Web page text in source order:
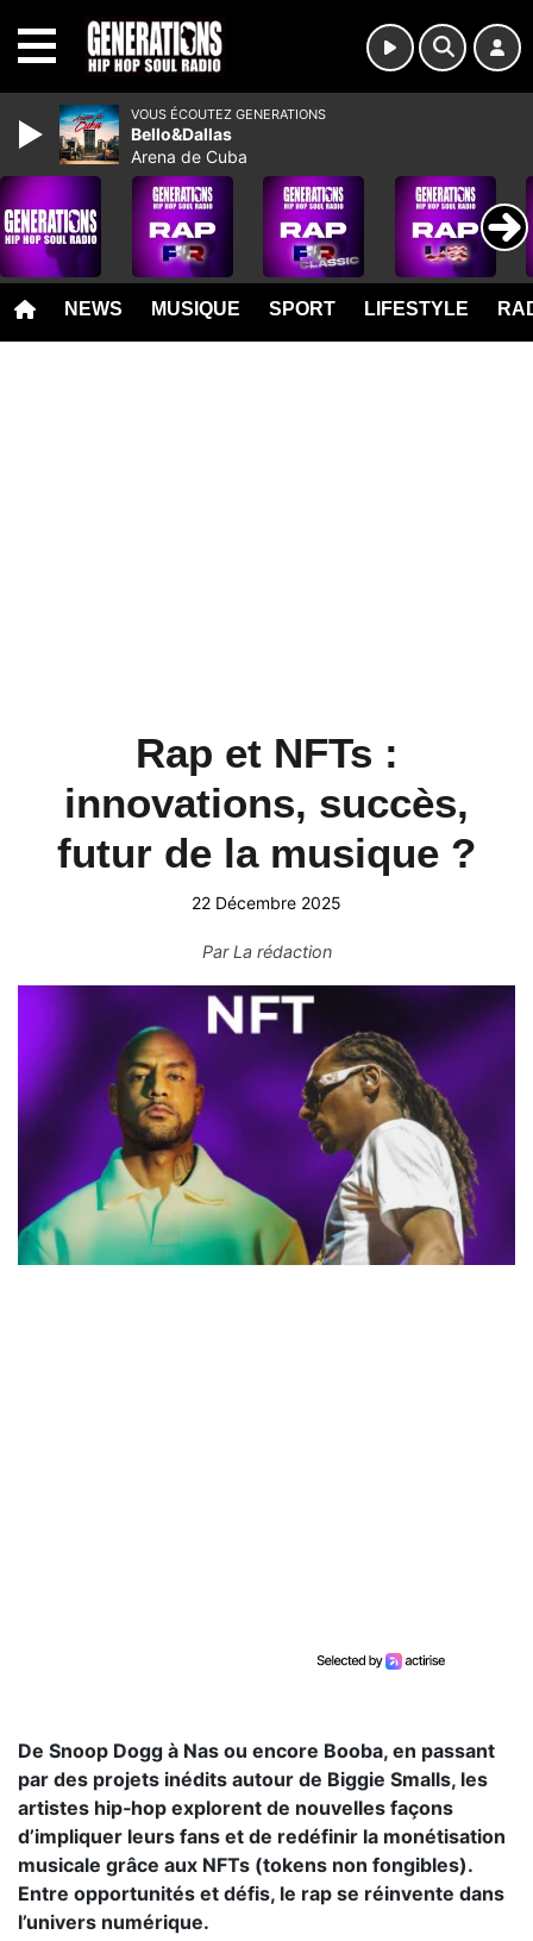
NEWS MUSIQUE SPORT LIFESTYLE
Rap et NFTs :
innovations, succès,
futur de la musique ?
22 Décembre 2025
ParLa rédaction
De Snoop Dogg à Nas ou encore Booba, en passant
par des projets inédits autour de Biggie Smalls, les
artistes hip‑hop explorent de nouvelles façons
d’impliquer leurs fans et de redéfinir la monétisation
musicale grâce aux NFTs (tokens non fongibles).
Entre opportunités et défis, le rap se réinvente dans
l’univers numérique.
VOUS ÉCOUTEZ GENERATIONS
Bello&Dallas
Arena de Cuba